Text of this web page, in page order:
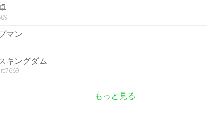
マン
キングダム
もっと見る